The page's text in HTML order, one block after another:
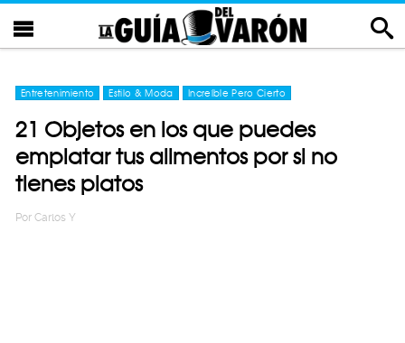
Entretenimiento Estilo & Moda Increíble Pero Cierto
21 Objetos en los que puedes
emplatar tus alimentos por si no
tienes platos
Por Carlos Y